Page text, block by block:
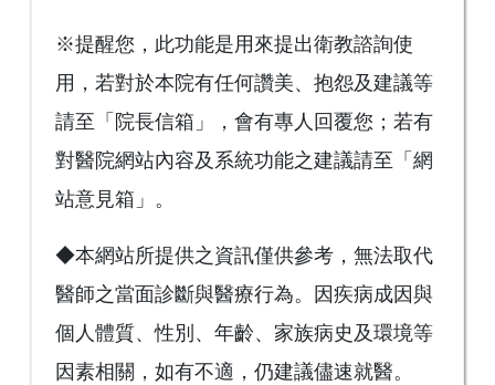
※提醒您，此功能是用來提出衛教諮詢使
用，若對於本院有任何讚美、抱怨及建議等
請至「院長信箱」，會有專人回覆您；若有
對醫院網站內容及系統功能之建議請至「網
站意見箱」。
◆本網站所提供之資訊僅供參考，無法取代
醫師之當面診斷與醫療行為。因疾病成因與
個人體質、性別、年齡、家族病史及環境等
因素相關，如有不適，仍建議儘速就醫。